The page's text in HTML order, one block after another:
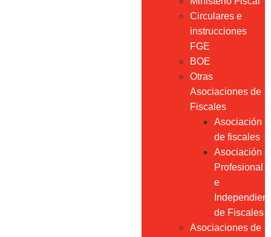
Circulares e
instrucciones
FGE
BOE
Otras
Asociaciones de
Fiscales
Asociación
de fiscales
Asociación
Profesional
e
de Fiscales
Asociaciones de